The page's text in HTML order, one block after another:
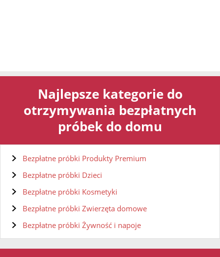
Najlepsze kategorie do
otrzymywania bezpłatnych
próbek do domu
Bezpłatne próbki Produkty Premium
Bezpłatne próbki Dzieci
Bezpłatne próbki Kosmetyki
Bezpłatne próbki Zwierzęta domowe
Bezpłatne próbki Żywność i napoje